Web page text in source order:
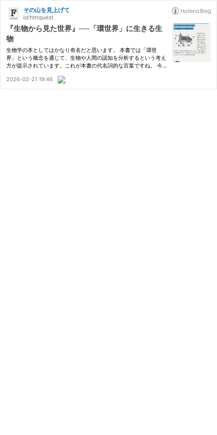
その山を見上げて
id:htnquest
『生物から見た世界』──「環世界」に生きる生
物
生物学の本としてはかなり有名だと思います。 本書では「環世
界」という概念を通じて、生物や人間の認知を分析するという考え
方が提示されています。これが本書の代名詞的な言葉ですね。 今
みます。 書籍情報 『生物から見た世界』 著者 ユクスキュル,クリ
サ…
2026-02-21 19:46